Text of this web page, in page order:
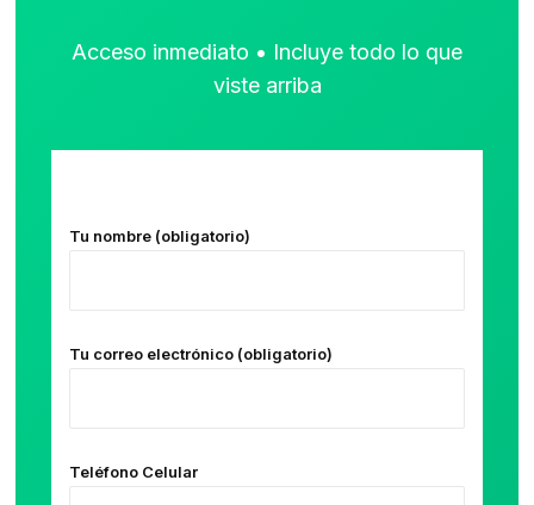
Acceso inmediato • Incluye todo lo que
viste arriba
Tu nombre (obligatorio)
Tu correo electrónico (obligatorio)
Teléfono Celular